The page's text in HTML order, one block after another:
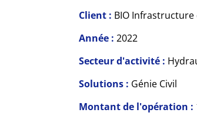
Client : BIO Infrastructure
Année :2022
Secteur d'activité :
Solutions : Génie Civil
Montant de l'opération :